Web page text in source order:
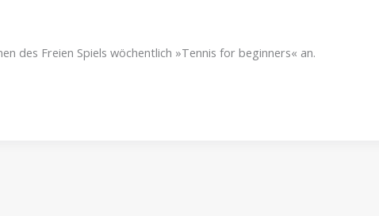
des Freien Spiels wöchentlich »Tennis for beginners« an.